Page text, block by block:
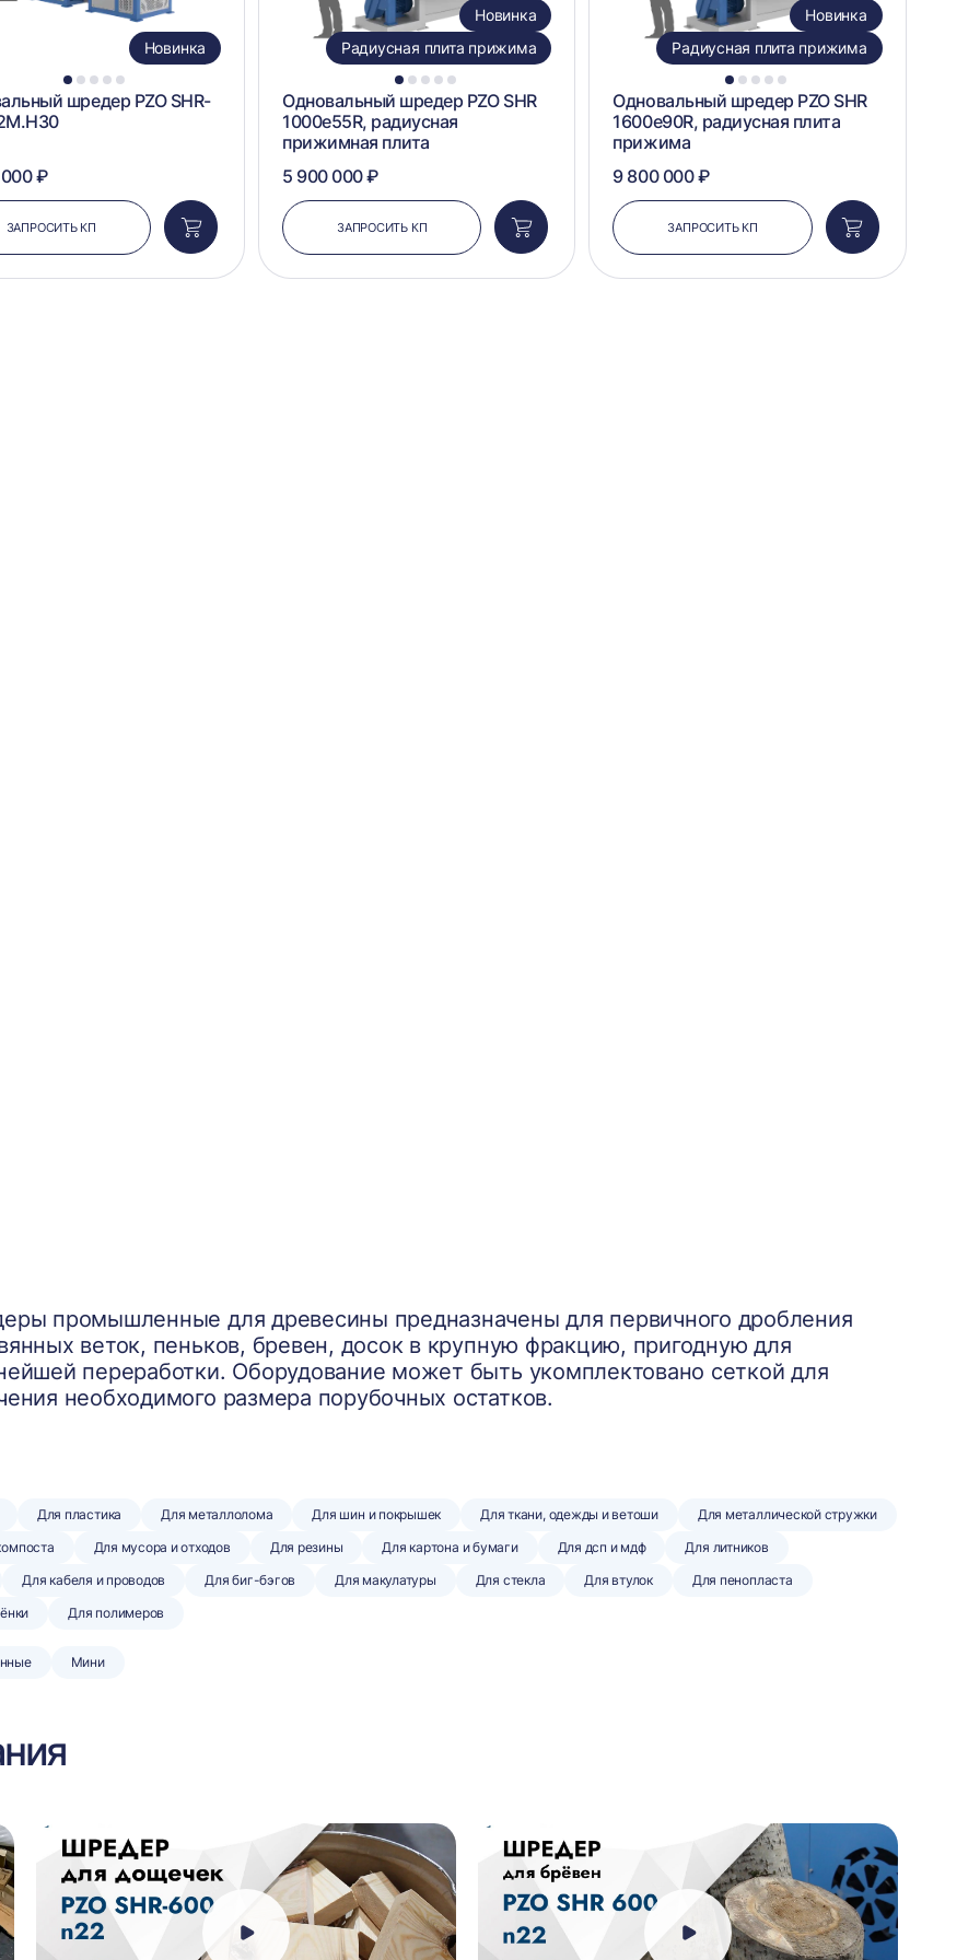
1 2 3 4 5
Новинка
шредер PZO SHR-
₽
ЗАПРОСИТЬ КП
Добавить
в
корзину
1 2 3 4 5
Новинка
Радиусная плита прижима
Одновальный шредер PZO SHR
1000e55R, радиусная
прижимная плита
5 900 000 ₽
ЗАПРОСИТЬ КП
Добавить
в
корзину
1 2 3 4 5
Новинка
Радиусная плита прижима
Одновальный шредер PZO SHR
1600e90R, радиусная плита
прижима
9 800 000 ₽
ЗАПРОСИТЬ КП
Добавить
в
корзину
промышленные для древесины предназначены для первичного дробления
веток, пеньков, бревен, досок в крупную фракцию, пригодную для
переработки. Оборудование может быть укомплектовано сеткой для
необходимого размера порубочных остатков.
Для пластика Для металлолома Для шин и покрышек Для ткани, одежды и ветоши
Для металлической стружки
Для мусора и отходов Для резины Для картона и бумаги Для дсп и мдф
Для литников
Для кабеля и проводов Для биг-бэгов Для макулатуры Для стекла Для втулок
Для пенопласта
Для полимеров
Мини